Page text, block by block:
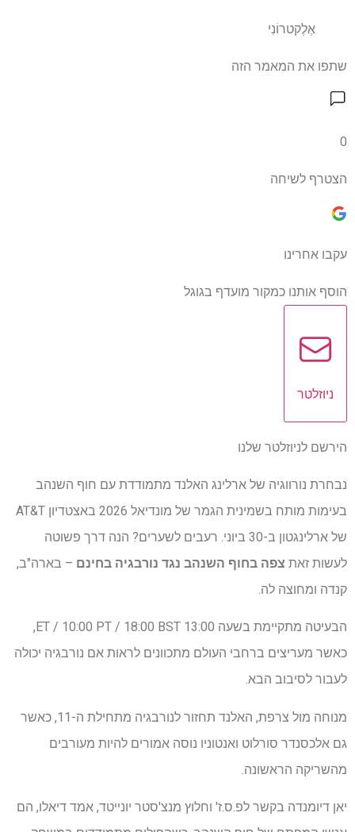
אֶלֶקטרוֹנִי
שתפו את המאמר הזה
0
הצטרף לשיחה
עקבו אחרינו
הוסף אותנו כמקור מועדף בגוגל
ניוזלטר
הירשם לניוזלטר שלנו
נבחרת נורווגיה של ארלינג האלנד מתמודדת עם חוף השנהב
בעימות מותח בשמינית הגמר של מונדיאל 2026 באצטדיון AT&T
של ארלינגטון ב-30 ביוני. רעבים לשערים? הנה דרך פשוטה
לעשות זאת צפה בחוף השנהב נגד נורבגיה בחינם – בארה"ב,
קנדה ומחוצה לה.
הבעיטה מתקיימת בשעה 13:00 ET / 10:00 PT / 18:00 BST,
כאשר מעריצים ברחבי העולם מתכוונים לראות אם נורבגיה יכולה
לעבור לסיבוב הבא.
מנוחה מול צרפת, האלנד תחזור לנורבגיה מתחילת ה-11, כאשר
גם אלכסנדר סורלוט ואנטוניו נוסה אמורים להיות מעורבים
מהשריקה הראשונה.
יאן דיומנדה בקשר לפ.ס.ז' וחלוץ מנצ'סטר יונייטד, אמד דיאלו, הם